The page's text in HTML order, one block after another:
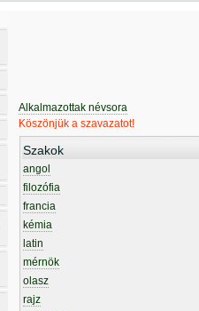
Alkalmazottak névsora
Köszönjük a szavazatot!
Szakok
angol
filozófia
francia
kémia
latin
mérnök
olasz
rajz